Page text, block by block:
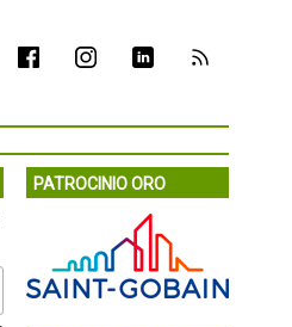
PATROCINIO ORO